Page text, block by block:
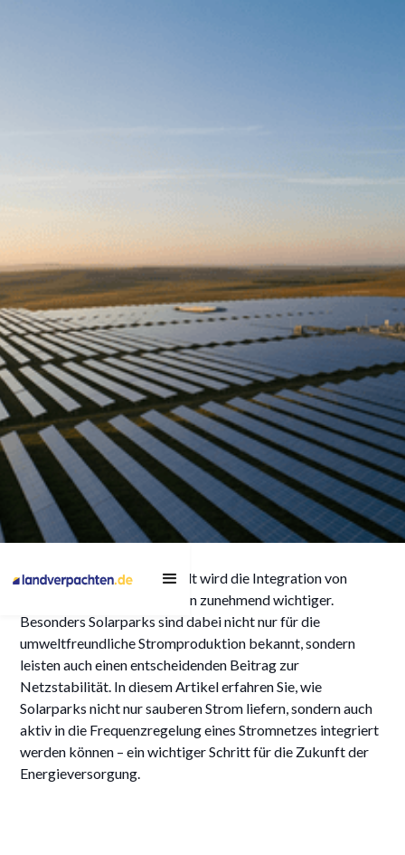
Netzstabilität bei – Ein
Blick auf die Integration
von Photovoltaik in die
Regelenergiemärkte
In der modernen Energiewelt wird die Integration von
erneuerbaren Energiequellen zunehmend wichtiger.
Besonders Solarparks sind dabei nicht nur für die
umweltfreundliche Stromproduktion bekannt, sondern
leisten auch einen entscheidenden Beitrag zur
Netzstabilität. In diesem Artikel erfahren Sie, wie
Solarparks nicht nur sauberen Strom liefern, sondern auch
aktiv in die Frequenzregelung eines Stromnetzes integriert
werden können – ein wichtiger Schritt für die Zukunft der
Energieversorgung.